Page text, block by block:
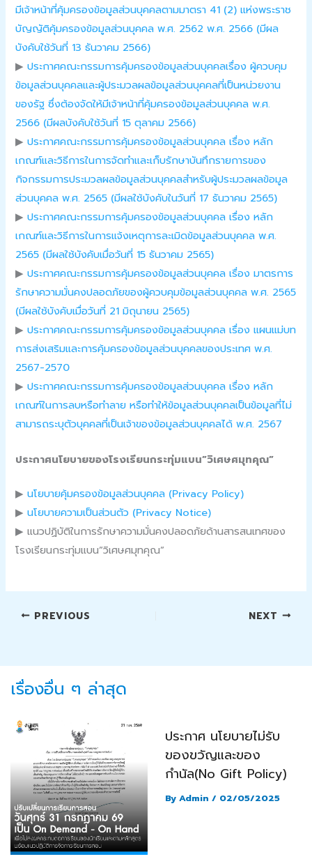
มีเจ้าหน้าที่คุ้มครองข้อมูลส่วนบุคคลตามมาตรา 41 (2) แห่งพระราช
บัญญัติคุ้มครองข้อมูลส่วนบุคคล พ.ศ. 2562 พ.ศ. 2566 (มีผล
บังคับใช้วันที่ 13 ธันวาคม 2566)
▶ประกาศคณะกรรมการคุ้มครองข้อมูลส่วนบุคคลเรื่อง ผู้ควบคุม
ข้อมูลส่วนบุคคลและผู้ประมวลผลข้อมูลส่วนบุคคลที่เป็นหน่วยงาน
ของรัฐ ซึ่งต้องจัดให้มีเจ้าหน้าที่คุ้มครองข้อมูลส่วนบุคคล พ.ศ.
2566 (มีผลบังคับใช้วันที่ 15 ตุลาคม 2566)
▶ประกาศคณะกรรมการคุ้มครองข้อมูลส่วนบุคคล เรื่อง หลัก
เกณฑ์และวิธีการในการจัดทำและเก็บรักษาบันทึกรายการของ
กิจกรรมการประมวลผลข้อมูลส่วนบุคคลสำหรับผู้ประมวลผลข้อมูล
ส่วนบุคคล พ.ศ. 2565 (มีผลใช้บังคับในวันที่ 17 ธันวาคม 2565)
▶ประกาศคณะกรรมการคุ้มครองข้อมูลส่วนบุคคล เรื่อง หลัก
เกณฑ์และวิธีการในการแจ้งเหตุการละเมิดข้อมูลส่วนบุคคล พ.ศ.
2565 (มีผลใช้บังคับเมื่อวันที่ 15 ธันวาคม 2565)
▶ประกาศคณะกรรมการคุ้มครองข้อมูลส่วนบุคคล เรื่อง มาตรการ
รักษาความมั่นคงปลอดภัยของผู้ควบคุมข้อมูลส่วนบุคคล พ.ศ. 2565
(มีผลใช้บังคับเมื่อวันที่ 21 มิถุนายน 2565)
▶ประกาศคณะกรรมการคุ้มครองข้อมูลส่วนบุคคล เรื่อง แผนแม่บท
การส่งเสริมและการคุ้มครองข้อมูลส่วนบุคคลของประเทศ พ.ศ.
2567-2570
▶ประกาศคณะกรรมการคุ้มครองข้อมูลส่วนบุคคล เรื่อง หลัก
เกณฑ์ในการลบหรือทำลาย หรือทำให้ข้อมูลส่วนบุคคลเป็นข้อมูลที่ไม่
สามารถระบุตัวบุคคลที่เป็นเจ้าของข้อมูลส่วนบุคคลได้ พ.ศ. 2567
ประกาศนโยบายของโรงเรียนกระทุ่มแบน”วิเศษศมุทคุณ”
▶นโยบายคุ้มครองข้อมูลส่วนบุคคล (Privacy Policy)
▶นโยบายความเป็นส่วนตัว (Privacy Notice)
▶ แนวปฏิบัติในการรักษาความมั่นคงปลอดภัยด้านสารสนเทศของ
โรงเรียนกระทุ่มแบน”วิเศษศมุทคุณ”
PREVIOUS NEXT
เรื่องอื่น ๆ ล่าสุด
ประกาศ นโยบายไม่รับ
ของขวัญและของ
กำนัล(No Gift Policy)
By Admin / 02/05/2025